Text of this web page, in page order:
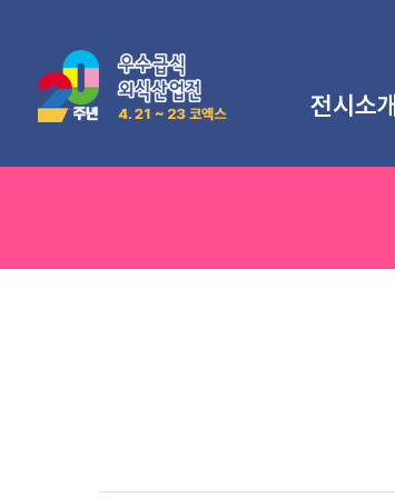
전시소개